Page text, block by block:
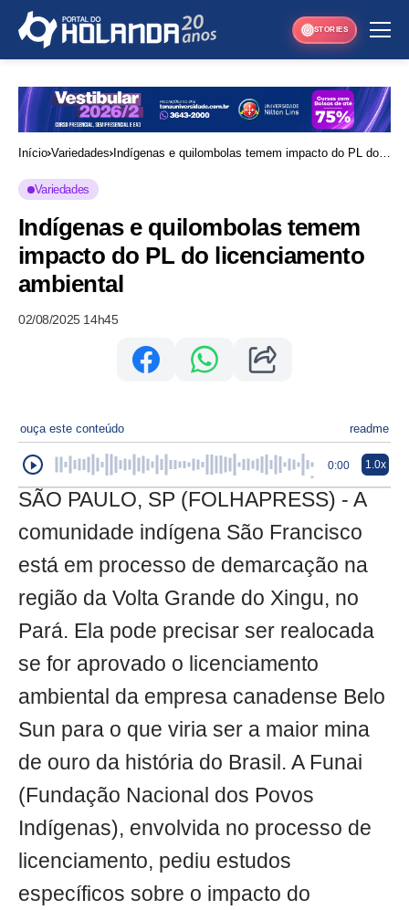
STORIES
Início Variedades Indígenas e quilombolas temem impacto do PL do
Variedades
Indígenas e quilombolas temem
impacto do PL do licenciamento
ambiental
02/08/2025 14h45
ouça este conteúdo readme
0:00 1.0x
SÃO PAULO, SP (FOLHAPRESS) - A
comunidade indígena São Francisco
está em processo de demarcação na
região da Volta Grande do Xingu, no
Pará. Ela pode precisar ser realocada
se for aprovado o licenciamento
ambiental da empresa canadense Belo
Sun para o que viria ser a maior mina
de ouro da história do Brasil. A Funai
(Fundação Nacional dos Povos
Indígenas), envolvida no processo de
licenciamento, pediu estudos
específicos sobre o impacto do